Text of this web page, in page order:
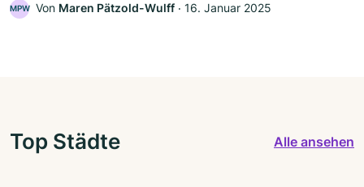
MPW Von Maren Pätzold-Wulff ‧ 16. Januar 2025
Top Städte Alle ansehen